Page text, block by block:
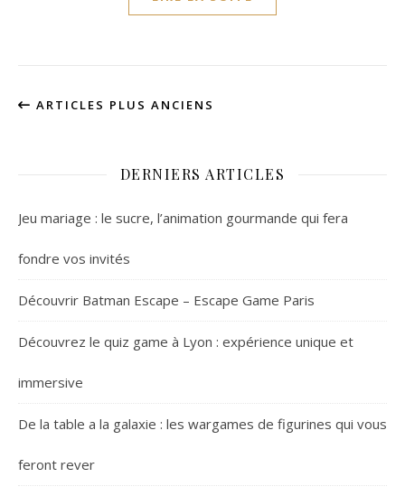
ARTICLES PLUS ANCIENS
DERNIERS ARTICLES
Jeu mariage : le sucre, l’animation gourmande qui fera
fondre vos invités
Découvrir Batman Escape – Escape Game Paris
Découvrez le quiz game à Lyon : expérience unique et
immersive
De la table a la galaxie : les wargames de figurines qui vous
feront rever